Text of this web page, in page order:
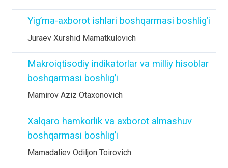
Yig’ma-axborot ishlari boshqarmasi boshlig’i
Juraev Xurshid Mamatkulovich
Makroiqtisodiy indikatorlar va milliy hisoblar
boshqarmasi boshlig’i
Mamirov Aziz Otaxonovich
Xalqaro hamkorlik va axborot almashuv
boshqarmasi boshlig’i
Mamadaliev Odiljon Toirovich